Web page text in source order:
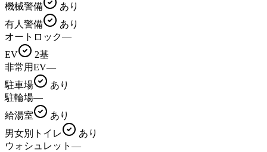
機械警備
あり
有人警備
あり
オートロック—
EV
2基
非常用EV—
駐車場
あり
駐輪場—
給湯室
あり
男女別トイレ
あり
ウォシュレット —